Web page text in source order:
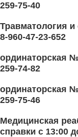
259-75-40
Травматология и
8-960-47-23-652
ординаторская
259-74-82
ординаторская
259-75-46
Медицинская
справки с 13:00